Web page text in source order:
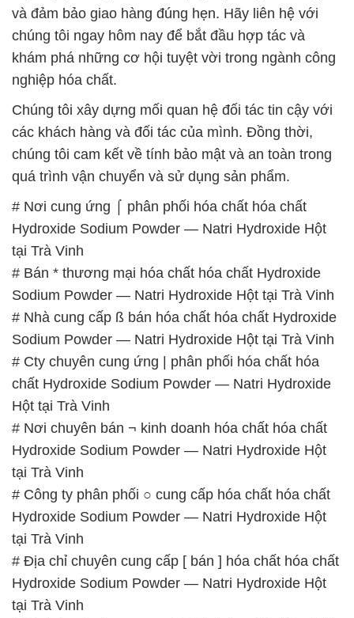
và đảm bảo giao hàng đúng hẹn. Hãy liên hệ với
chúng tôi ngay hôm nay để bắt đầu hợp tác và
khám phá những cơ hội tuyệt vời trong ngành công
nghiệp hóa chất.
Chúng tôi xây dựng mối quan hệ đối tác tin cậy với
các khách hàng và đối tác của mình. Đồng thời,
chúng tôi cam kết về tính bảo mật và an toàn trong
quá trình vận chuyển và sử dụng sản phẩm.
# Nơi cung ứng ⌠ phân phối hóa chất hóa chất
Hydroxide Sodium Powder — Natri Hydroxide Hột
tại Trà Vinh
# Bán * thương mại hóa chất hóa chất Hydroxide
Sodium Powder — Natri Hydroxide Hột tại Trà Vinh
# Nhà cung cấp ß bán hóa chất hóa chất Hydroxide
Sodium Powder — Natri Hydroxide Hột tại Trà Vinh
# Cty chuyên cung ứng | phân phối hóa chất hóa
chất Hydroxide Sodium Powder — Natri Hydroxide
Hột tại Trà Vinh
# Nơi chuyên bán ¬ kinh doanh hóa chất hóa chất
Hydroxide Sodium Powder — Natri Hydroxide Hột
tại Trà Vinh
# Công ty phân phối ○ cung cấp hóa chất hóa chất
Hydroxide Sodium Powder — Natri Hydroxide Hột
tại Trà Vinh
# Địa chỉ chuyên cung cấp [ bán ] hóa chất hóa chất
Hydroxide Sodium Powder — Natri Hydroxide Hột
tại Trà Vinh